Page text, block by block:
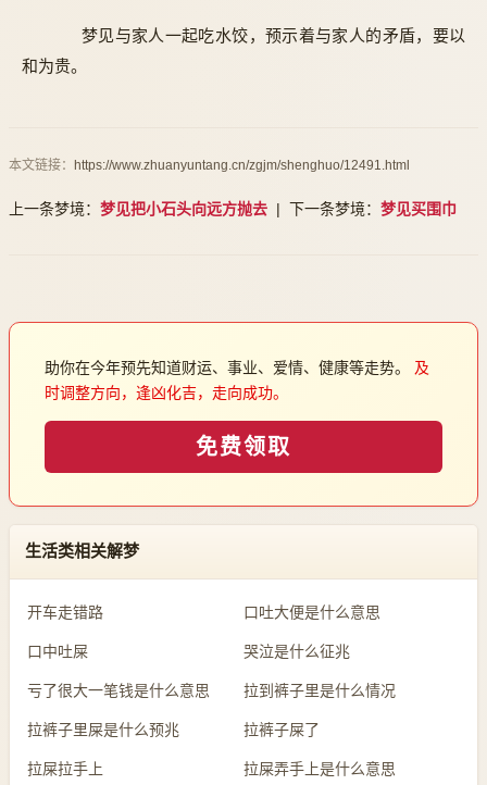
梦见与家人一起吃水饺，预示着与家人的矛盾，要以
和为贵。
本文链接： https://www.zhuanyuntang.cn/zgjm/shenghuo/12491.html
上一条梦境： 梦见把小石头向远方抛去 | 下一条梦境： 梦见买围巾
助你在今年预先知道财运、事业、爱情、健康等走势。 及
时调整方向，逢凶化吉，走向成功。
免费领取
生活类相关解梦
开车走错路 口吐大便是什么意思
口中吐屎 哭泣是什么征兆
亏了很大一笔钱是什么意思 拉到裤子里是什么情况
拉裤子里屎是什么预兆 拉裤子屎了
拉屎拉手上 拉屎弄手上是什么意思